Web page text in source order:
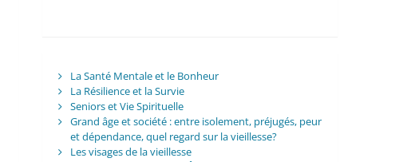
La Santé Mentale et le Bonheur
La Résilience et la Survie
Seniors et Vie Spirituelle
Grand âge et société : entre isolement, préjugés, peur
et dépendance, quel regard sur la vieillesse?
Les visages de la vieillesse